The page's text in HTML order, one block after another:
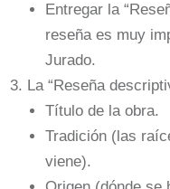
Entregar la
reseña es muy
Jurado.
La “Reseña
Título de la obra.
Tradición (las
viene).